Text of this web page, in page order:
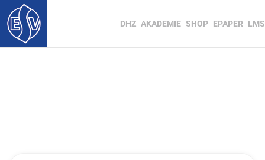
DHZ AKADEMIE SHOP EPAPER LMS